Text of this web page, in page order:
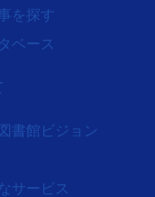
を探す
ベース
書館ビジョン
サービス